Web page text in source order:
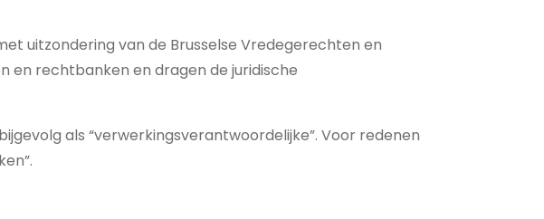
uitzondering van de Brusselse Vredegerechten en
en rechtbanken en dragen de juridische
als “verwerkingsverantwoordelijke”. Voor redenen